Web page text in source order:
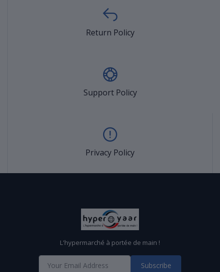
Return Policy
Support Policy
Privacy Policy
L'hypermarché à portée de main !
Subscribe